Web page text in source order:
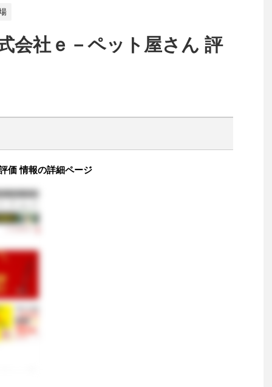
会社ｅ－ペット屋さん 評
価 情報の詳細ページ